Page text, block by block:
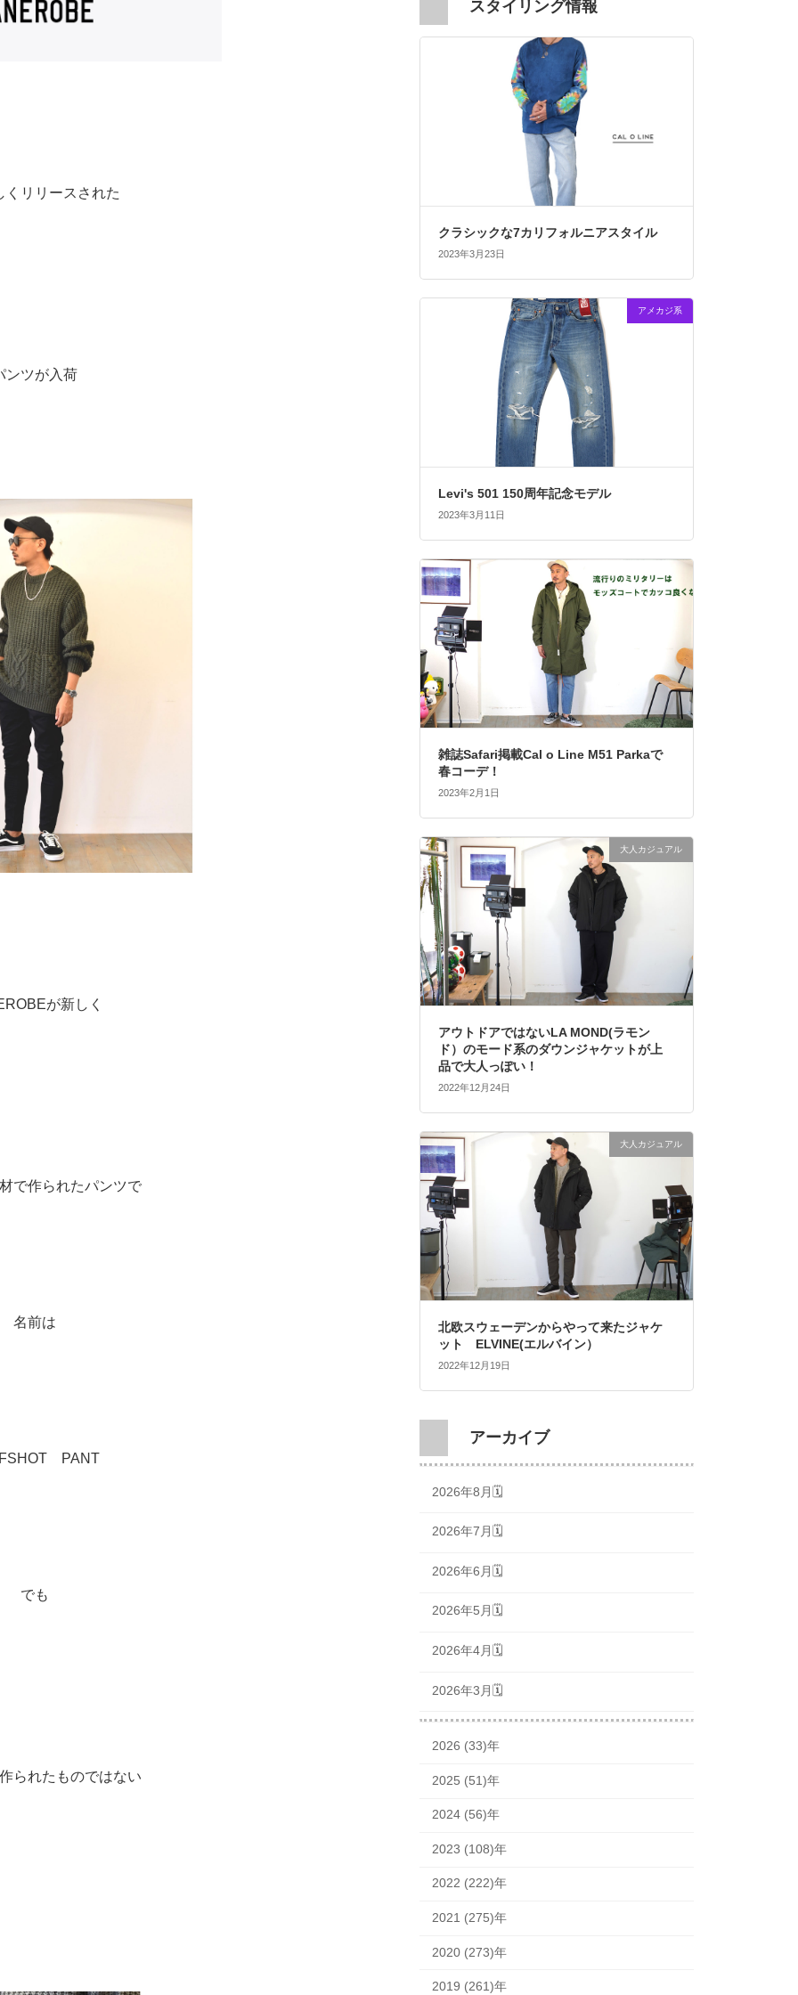
くリリースされた
ンツが入荷
が新しく
で作られたパンツで
名前は
PANT
でも
られたものではない
スタイリング情報
クラシックな7カリフォルニアスタイル
2023年3月23日
アメカジ系
Levi's 501 150周年記念モデル
2023年3月11日
雑誌Safari掲載Cal o Line M51 Parkaで
春コーデ！
2023年2月1日
大人カジュアル
アウトドアではないLA MOND(ラモン
ド）のモード系のダウンジャケットが上
品で大人っぽい！
2022年12月24日
大人カジュアル
北欧スウェーデンからやって来たジャケ
ット ELVINE(エルバイン）
2022年12月19日
アーカイブ
2026年8月🗓
2026年7月🗓
2026年6月🗓
2026年5月🗓
2026年4月🗓
2026年3月🗓
2026 (33)年
2025 (51)年
2024 (56)年
2023 (108)年
2022 (222)年
2021 (275)年
2020 (273)年
2019 (261)年